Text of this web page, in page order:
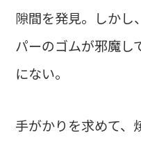
隙間を発見。しかし
パーのゴムが邪魔し
にない。
手がかりを求めて、